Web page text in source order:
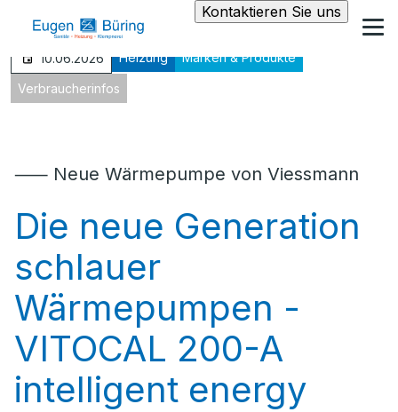
Kontaktieren Sie uns
10.06.2026 Heizung Marken & Produkte
Verbraucherinfos
⸺ Neue Wärmepumpe von Viessmann
Die neue Generation
schlauer
Wärmepumpen -
VITOCAL 200-A
intelligent energy